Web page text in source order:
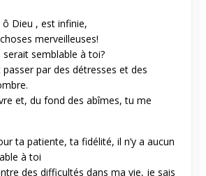
Dieu , est infinie,
merveilleuses!
semblable à toi?
par des détresses et des
et, du fond des abîmes, tu me
ta patiente, ta fidélité, il n’y a aucun
à toi
des difficultés dans ma vie, je sais